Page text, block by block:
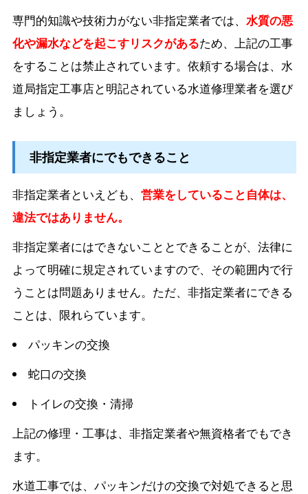
専門的知識や技術力がない非指定業者では、 水質の悪
化や漏水などを起こすリスクがあるため、上記の工事
をすることは禁止されています。依頼する場合は、水
道局指定工事店と明記されている水道修理業者を選び
ましょう。
非指定業者にでもできること
非指定業者といえども、 営業をしていること自体は、
違法ではありません。
非指定業者にはできないこととできることが、法律に
よって明確に規定されていますので、その範囲内で行
うことは問題ありません。ただ、非指定業者にできる
ことは、限れらています。
パッキンの交換
蛇口の交換
トイレの交換・清掃
上記の修理・工事は、非指定業者や無資格者でもでき
ます。
水道工事では、パッキンだけの交換で対処できると思